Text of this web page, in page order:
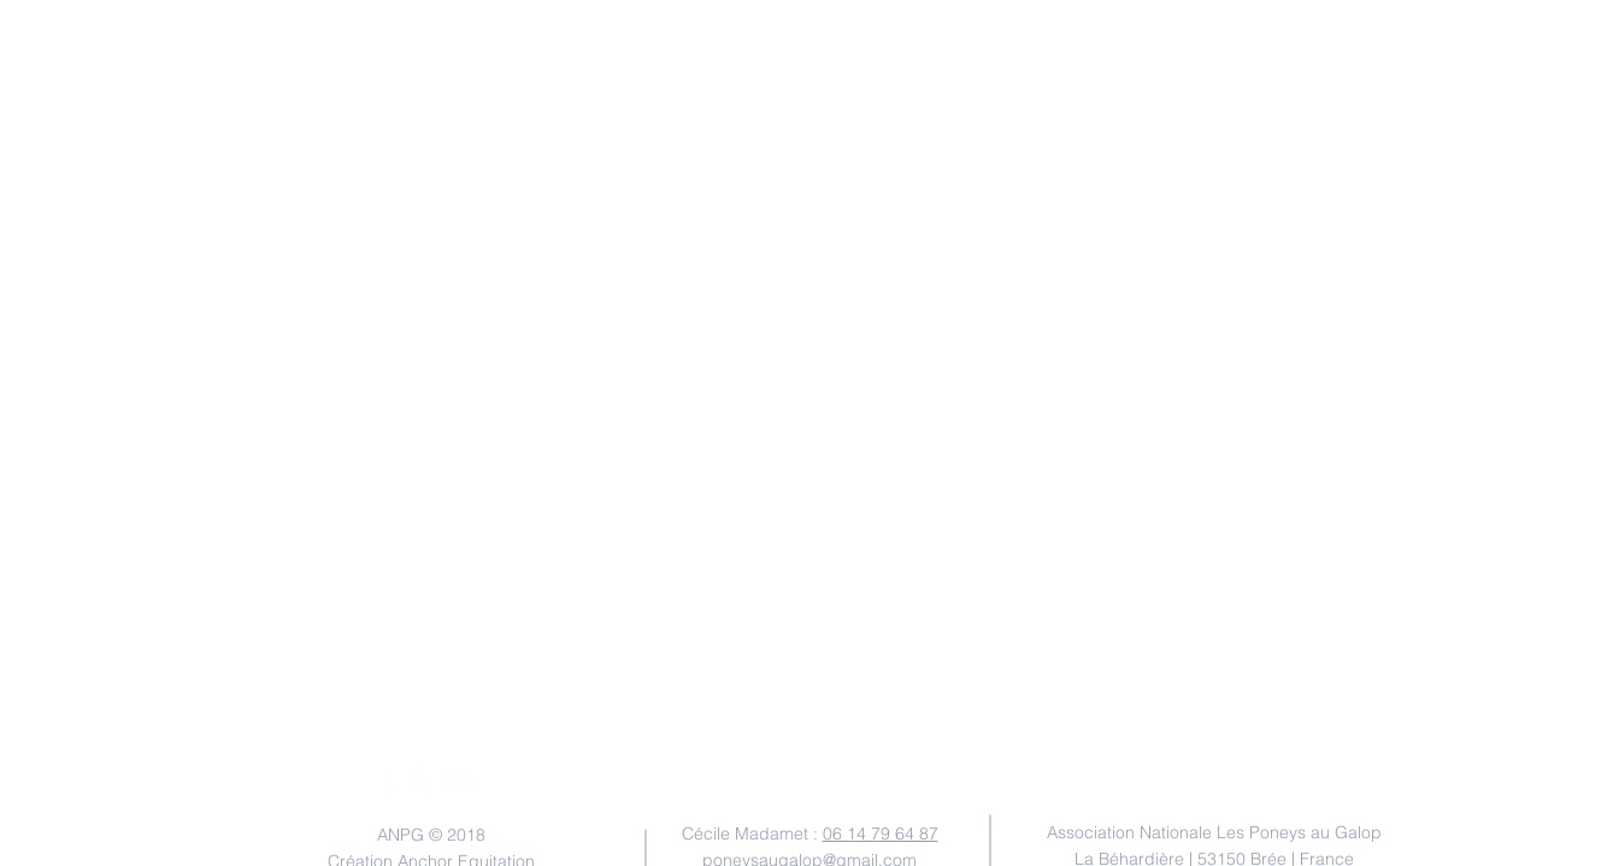
ANPG © 2018
Création Anchor Equitation
Cécile Madamet : 06 14 79 64 87
poneysaugalop@gmail.com
Association Nationale Les Poneys au Galop
La Béhardière | 53150 Brée | France